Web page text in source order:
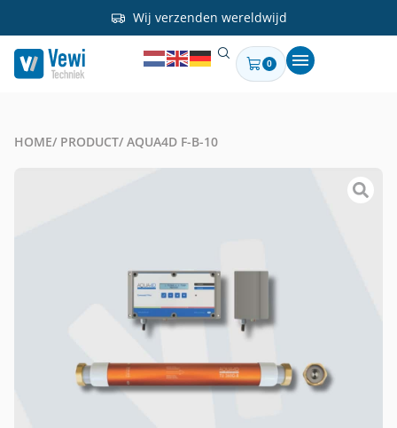
Wij verzenden wereldwijd
0
HOME/ PRODUCT/ AQUA4D F-B-10